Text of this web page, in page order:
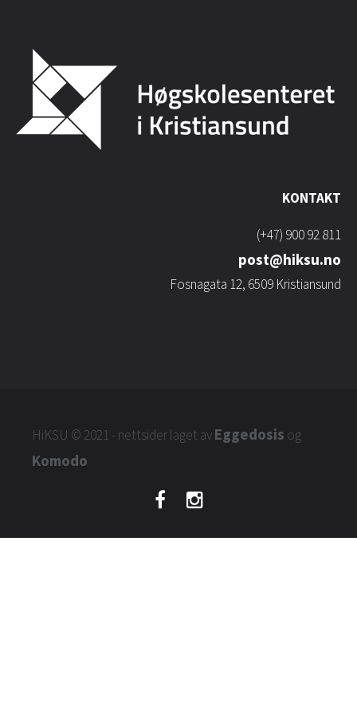
KONTAKT
(+47) 900 92 811
post@hiksu.no
Fosnagata 12, 6509 Kristiansund
HiKSU © 2021 - nettsider laget avEggedosis og
Komodo